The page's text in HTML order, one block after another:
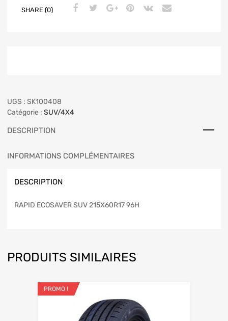
SHARE (0)
UGS : SK100408
Catégorie : SUV/4X4
DESCRIPTION
INFORMATIONS COMPLÉMENTAIRES
DESCRIPTION
RAPID ECOSAVER SUV 215X60R17 96H
PRODUITS SIMILAIRES
PROMO !